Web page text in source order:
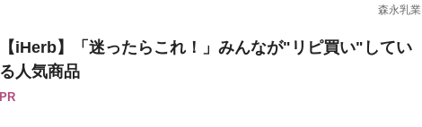
森永乳業
【iHerb】「迷ったらこれ！」みんなが"リピ買い"してい
る人気商品
PR